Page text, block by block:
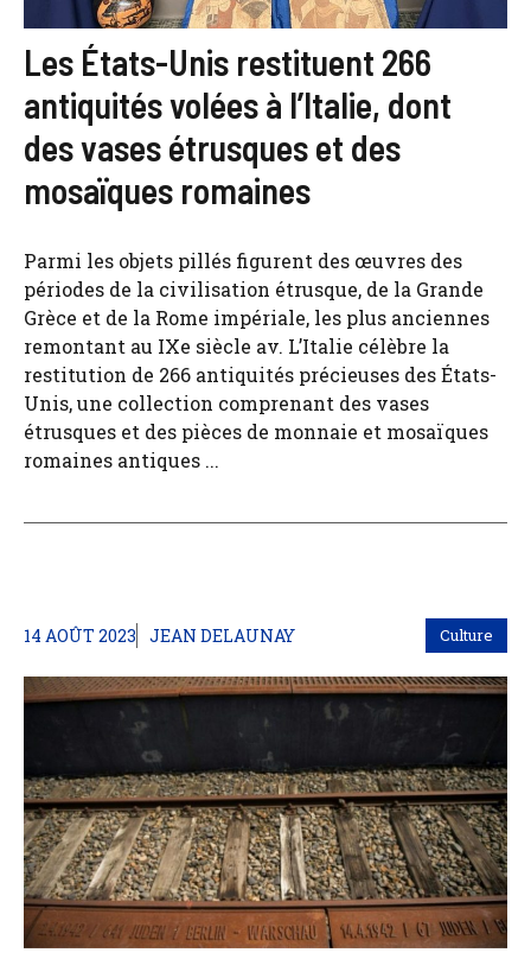
Les États-Unis restituent 266
antiquités volées à l’Italie, dont
des vases étrusques et des
mosaïques romaines
Parmi les objets pillés figurent des œuvres des
périodes de la civilisation étrusque, de la Grande
Grèce et de la Rome impériale, les plus anciennes
remontant au IXe siècle av. L’Italie célèbre la
restitution de 266 antiquités précieuses des États-
Unis, une collection comprenant des vases
étrusques et des pièces de monnaie et mosaïques
romaines antiques ...
14 AOÛT 2023 JEAN DELAUNAY Culture